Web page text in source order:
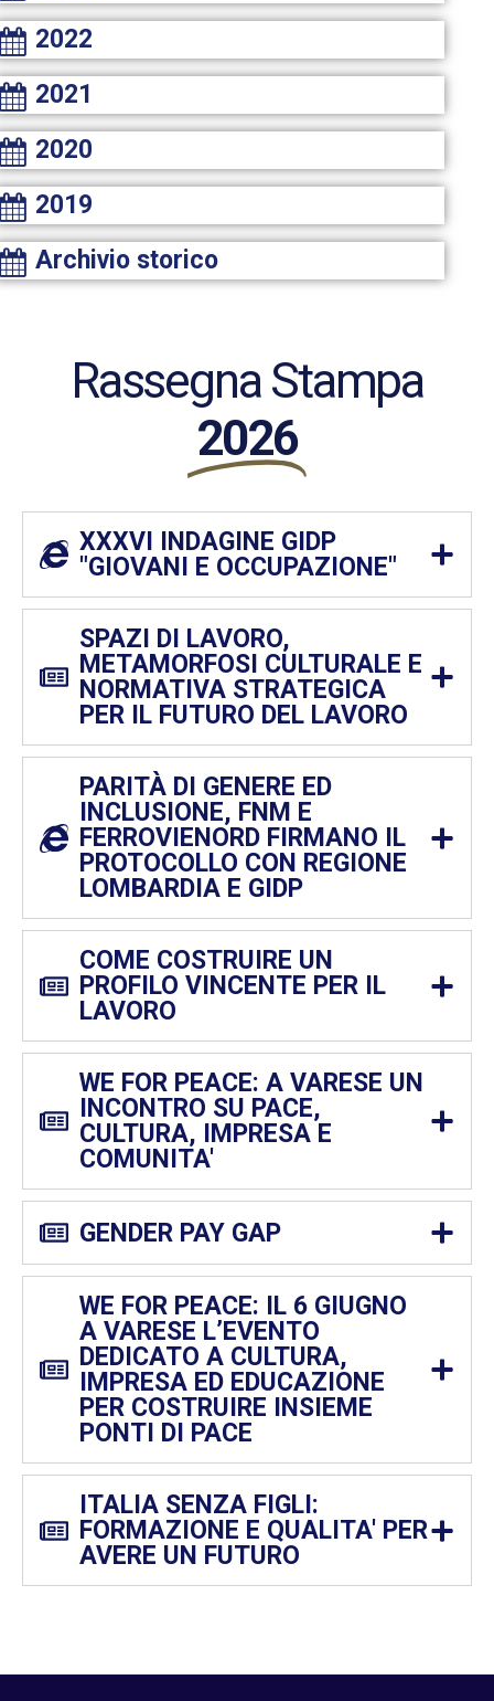
2022
2021
2020
2019
Archivio storico
Rassegna Stampa
2026
XXXVI INDAGINE GIDP
"GIOVANI E OCCUPAZIONE"
SPAZI DI LAVORO,
METAMORFOSI CULTURALE E
NORMATIVA STRATEGICA
PER IL FUTURO DEL LAVORO
PARITÀ DI GENERE ED
INCLUSIONE, FNM E
FERROVIENORD FIRMANO IL
PROTOCOLLO CON REGIONE
LOMBARDIA E GIDP
COME COSTRUIRE UN
PROFILO VINCENTE PER IL
LAVORO
WE FOR PEACE: A VARESE UN
INCONTRO SU PACE,
CULTURA, IMPRESA E
COMUNITA'
GENDER PAY GAP
WE FOR PEACE: IL 6 GIUGNO
A VARESE L’EVENTO
DEDICATO A CULTURA,
IMPRESA ED EDUCAZIONE
PER COSTRUIRE INSIEME
PONTI DI PACE
ITALIA SENZA FIGLI:
FORMAZIONE E QUALITA' PER
AVERE UN FUTURO